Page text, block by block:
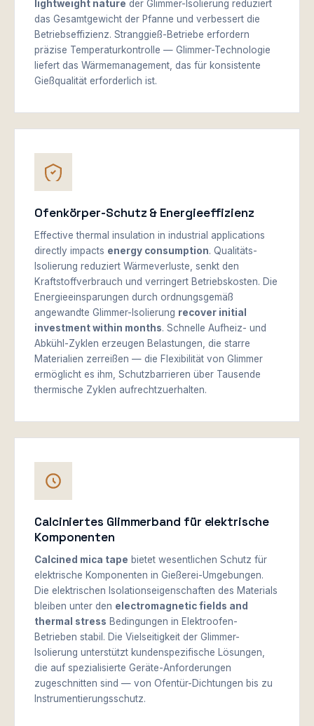
lightweight nature der Glimmer-Isolierung reduziert
das Gesamtgewicht der Pfanne und verbessert die
Betriebseffizienz. Stranggieß-Betriebe erfordern
präzise Temperaturkontrolle — Glimmer-Technologie
liefert das Wärmemanagement, das für konsistente
Gießqualität erforderlich ist.
Ofenkörper-Schutz & Energieeffizienz
Effective thermal insulation in industrial applications
directly impacts energy consumption. Qualitäts-
Isolierung reduziert Wärmeverluste, senkt den
Kraftstoffverbrauch und verringert Betriebskosten. Die
Energieeinsparungen durch ordnungsgemäß
angewandte Glimmer-Isolierung recover initial
investment within months. Schnelle Aufheiz- und
Abkühl-Zyklen erzeugen Belastungen, die starre
Materialien zerreißen — die Flexibilität von Glimmer
ermöglicht es ihm, Schutzbarrieren über Tausende
thermische Zyklen aufrechtzuerhalten.
Calciniertes Glimmerband für elektrische
Komponenten
Calcined mica tape bietet wesentlichen Schutz für
elektrische Komponenten in Gießerei-Umgebungen.
Die elektrischen Isolationseigenschaften des Materials
bleiben unter den electromagnetic fields and
thermal stress Bedingungen in Elektroofen-
Betrieben stabil. Die Vielseitigkeit der Glimmer-
Isolierung unterstützt kundenspezifische Lösungen,
die auf spezialisierte Geräte-Anforderungen
zugeschnitten sind — von Ofentür-Dichtungen bis zu
Instrumentierungsschutz.